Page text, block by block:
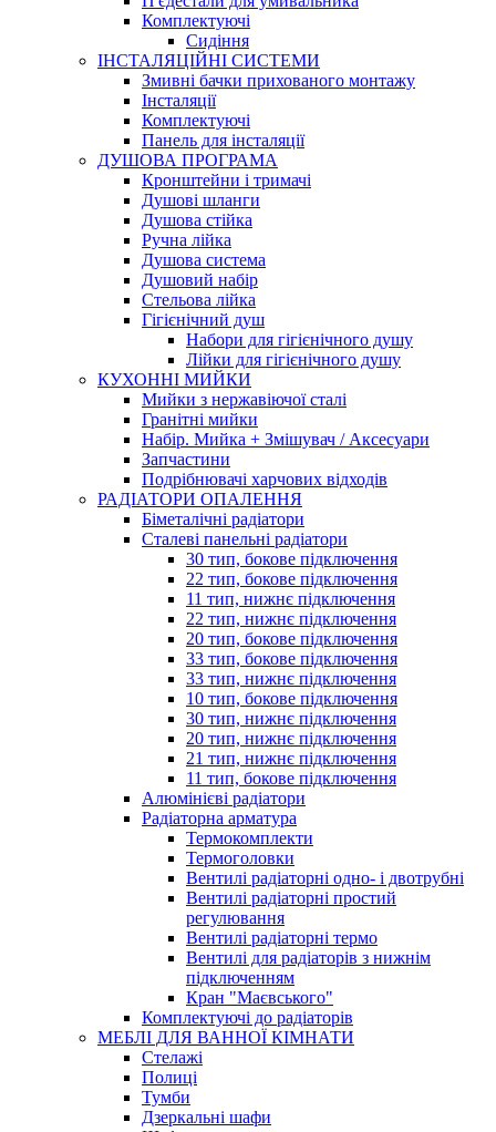
Комплектуючі
Сидіння
ІНСТАЛЯЦІЙНІ СИСТЕМИ
Змивні бачки прихованого монтажу
Інсталяції
Комплектуючі
Панель для інсталяції
ДУШОВА ПРОГРАМА
Кронштейни і тримачі
Душові шланги
Душова стійка
Ручна лійка
Душова система
Душовий набір
Стельова лійка
Гігієнічний душ
Набори для гігієнічного душу
Лійки для гігієнічного душу
КУХОННІ МИЙКИ
Мийки з нержавіючої сталі
Гранітні мийки
Набір. Мийка + Змішувач / Аксесуари
Запчастини
Подрібнювачі харчових відходів
РАДІАТОРИ ОПАЛЕННЯ
Біметалічні радіатори
Сталеві панельні радіатори
30 тип, бокове підключення
22 тип, бокове підключення
11 тип, нижнє підключення
22 тип, нижнє підключення
20 тип, бокове підключення
33 тип, бокове підключення
33 тип, нижнє підключення
10 тип, бокове підключення
30 тип, нижнє підключення
20 тип, нижнє підключення
21 тип, нижнє підключення
11 тип, бокове підключення
Алюмінієві радіатори
Радіаторна арматура
Термокомплекти
Термоголовки
Вентилі радіаторні одно- і двотрубні
Вентилі радіаторні простий
регулювання
Вентилі радіаторні термо
Вентилі для радіаторів з нижнім
підключенням
Кран "Маєвського"
Комплектуючі до радіаторів
МЕБЛІ ДЛЯ ВАННОЇ КІМНАТИ
Стелажі
Полиці
Тумби
Дзеркальні шафи